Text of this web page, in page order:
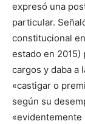
expresó una
particular.
constitucional
estado en
cargos y daba a
«castigar o
según su
«evidentemente